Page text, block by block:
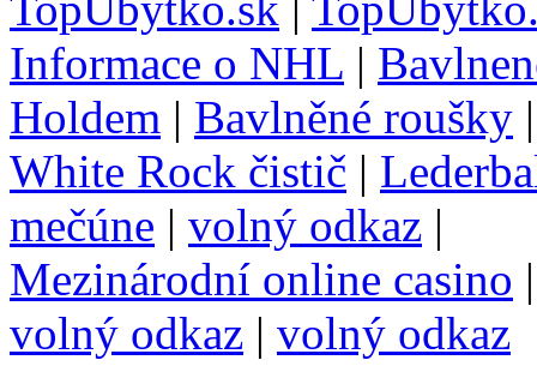
Informace o NHL |
Holdem | Bavlněné roušky
White Rock čistič |
mečúne | volný odkaz |
Mezinárodní online casino
volný odkaz | volný odkaz